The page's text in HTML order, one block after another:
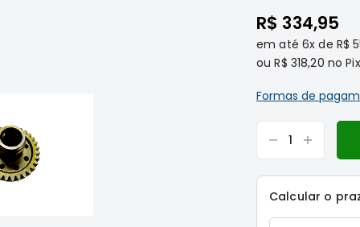
R$ 334,95
em até 6x de R$
ouR$ 318,20 no
Formas de
Calcular o